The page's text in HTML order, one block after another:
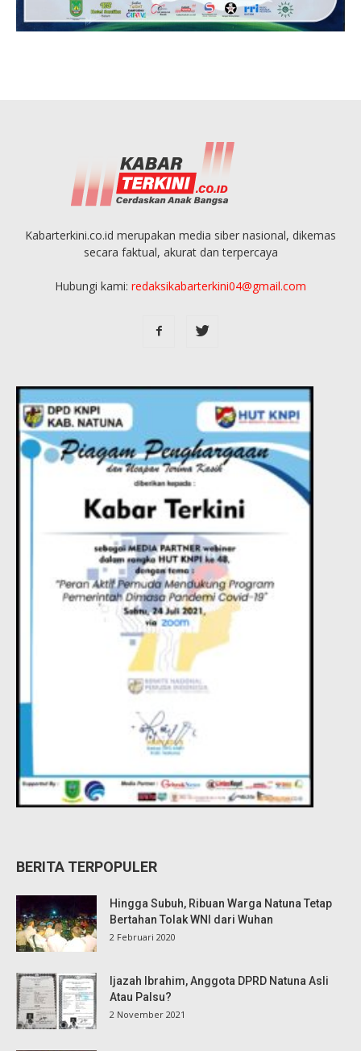
Kabarterkini.co.id merupakan media siber nasional, dikemas
secara faktual, akurat dan terpercaya
Hubungi kami: redaksikabarterkini04@gmail.com
BERITA TERPOPULER
Hingga Subuh, Ribuan Warga Natuna Tetap
Bertahan Tolak WNI dari Wuhan
2 Februari 2020
Ijazah Ibrahim, Anggota DPRD Natuna Asli
Atau Palsu?
2 November 2021